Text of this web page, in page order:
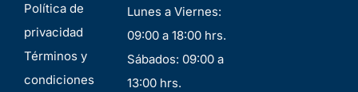
Política de
privacidad
Términos y
condiciones
Lunes a Viernes:
09:00 a 18:00 hrs.
Sábados: 09:00 a
13:00 hrs.